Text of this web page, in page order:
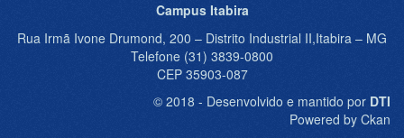
Campus Itabira
Rua Irmã Ivone Drumond, 200 – Distrito Industrial II,Itabira – MG
Telefone (31) 3839-0800
CEP 35903-087
© 2018 - Desenvolvido e mantido por DTI
Powered by Ckan